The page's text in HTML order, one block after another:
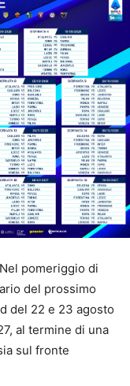
pomeriggio di
del prossimo
del 22 e 23 agosto
al termine di una
sul fronte